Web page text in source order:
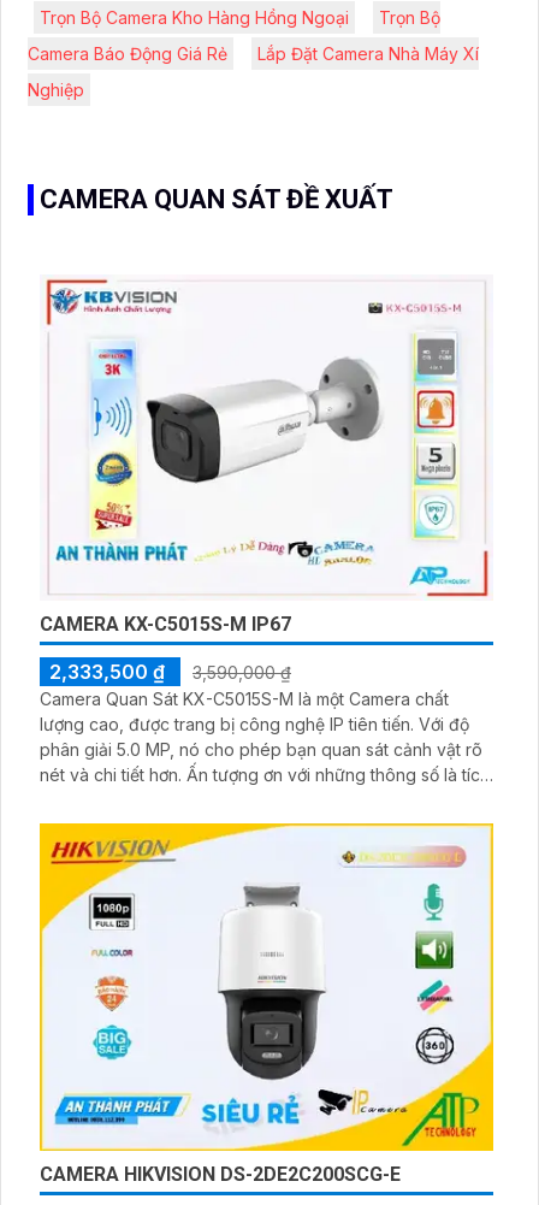
Trọn Bộ Camera Kho Hàng Hồng Ngoại
Trọn Bộ
Camera Báo Động Giá Rẻ
Lắp Đặt Camera Nhà Máy Xí
Nghiệp
CAMERA QUAN SÁT ĐỀ XUẤT
CAMERA KX-C5015S-M IP67
2,333,500 ₫
3,590,000 ₫
Camera Quan Sát KX-C5015S-M là một Camera chất
lượng cao, được trang bị công nghệ IP tiên tiến. Với độ
phân giải 5.0 MP, nó cho phép bạn quan sát cảnh vật rõ
nét và chi tiết hơn. Ấn tượng ơn với những thông số là tích
ổn định trong môi trường ánh sáng yếu, cho phép quan
sát ban đêm một cách dễ dàng
CAMERA HIKVISION DS-2DE2C200SCG-E